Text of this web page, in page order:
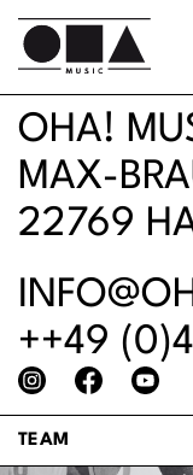
OHA!
MAX-
22769
++49
TEAM